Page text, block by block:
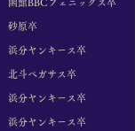
函館BBCフェニックス卒
原卒
浜分ヤンキース卒
北斗ペガサス卒
浜分ヤンキース卒
浜分ヤンキース卒